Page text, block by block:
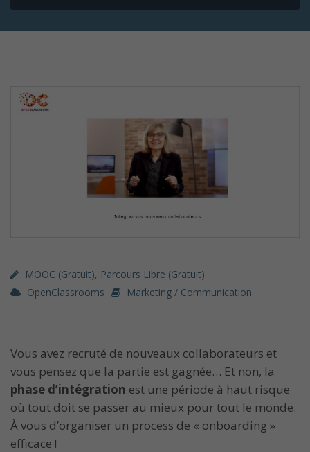
MOOC (gratuit), Parcours Libre (gratuit)
OpenClassrooms
Marketing / Communication
Vous avez recruté de nouveaux collaborateurs et
vous pensez que la partie est gagnée… Et non, la
phase d’intégration est une période à haut risque
où tout doit se passer au mieux pour tout le monde.
À vous d’organiser un process de « onboarding »
efficace !